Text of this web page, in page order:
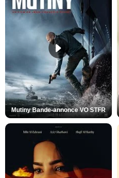
Mutiny Bande-annonce VO STFR